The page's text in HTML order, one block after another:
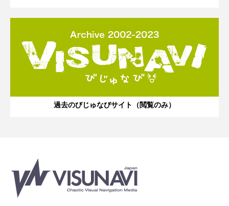
過去のびじゅなびサイト（閲覧のみ）